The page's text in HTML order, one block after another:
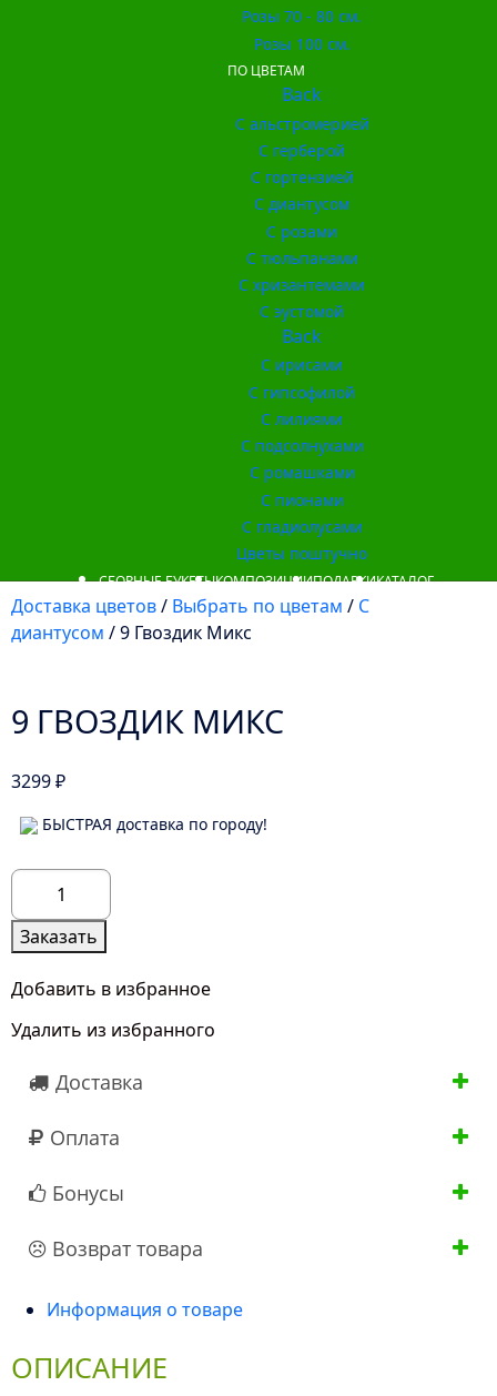
Розы 70 - 80 см.
Розы 100 см.
ПО ЦВЕТАМ
Back
С альстромерией
С герберой
С гортензией
С диантусом
С розами
С тюльпанами
С хризантемами
С эустомой
Back
С ирисами
С гипсофилой
С лилиями
С подсолнухами
С ромашками
С пионами
С гладиолусами
Цветы поштучно
СБОРНЫЕ БУКЕТЫКОМПОЗИЦИИПОДАРКИКАТАЛОГ
Доставка цветов/ Выбрать по цветам / С
диантусом / 9 Гвоздик Микс
9 ГВОЗДИК МИКС
3299₽
БЫСТРАЯ доставка по городу!
Количество
товара
9
Гвоздик
Микс
Заказать
Добавить в избранное
Удалить из избранного
Доставка
Оплата
Бонусы
Возврат товара
Информация о товаре
ОПИСАНИЕ